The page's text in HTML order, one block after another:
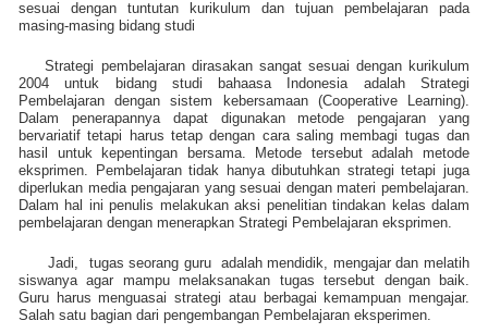
sesuai dengan tuntutan kurikulum dan tujuan pembelajaran pada
masing-masing bidang studi
Strategi pembelajaran dirasakan sangat sesuai dengan kurikulum
2004 untuk bidang studi bahaasa Indonesia adalah Strategi
Pembelajaran dengan sistem kebersamaan (Cooperative Learning).
Dalam penerapannya dapat digunakan metode pengajaran yang
bervariatif tetapi harus tetap dengan cara saling membagi tugas dan
hasil untuk kepentingan bersama. Metode tersebut adalah metode
eksprimen. Pembelajaran tidak hanya dibutuhkan strategi tetapi juga
diperlukan media pengajaran yang sesuai dengan materi pembelajaran.
Dalam hal ini penulis melakukan aksi penelitian tindakan kelas dalam
pembelajaran dengan menerapkan Strategi Pembelajaran eksprimen.
Jadi, tugas seorang guru
adalah mendidik, mengajar dan melatih
siswanya agar mampu melaksanakan tugas tersebut dengan baik.
Guru harus menguasai strategi atau berbagai kemampuan mengajar.
Salah satu bagian dari pengembangan Pembelajaran eksperimen.